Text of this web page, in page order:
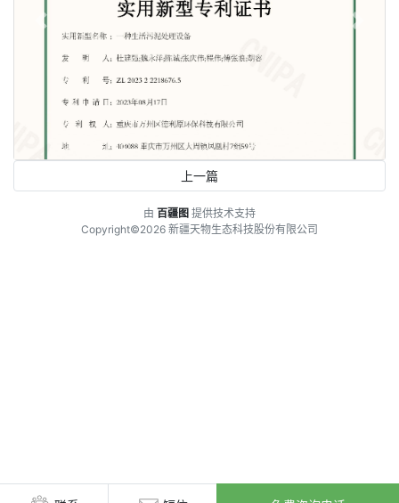
Previous
上一篇
由 百疆图 提供技术支持
Copyright©2026 新疆天物生态科技股份有限公司